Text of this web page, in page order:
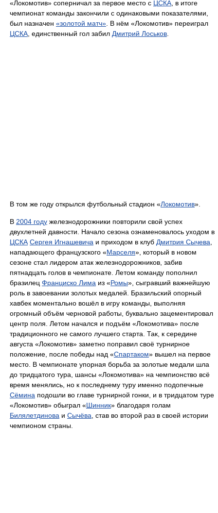
«Локомотив» соперничал за первое место с ЦСКА , в итоге
чемпионат команды закончили с одинаковыми показателями,
был назначен «золотой матч» . В нём «Локомотив» переиграл
ЦСКА , единственный гол забил Дмитрий Лоськов
В том же году открылся футбольный стадион «Локомотив».
В 2004 году железнодорожники повторили свой успех
двухлетней давности. Начало сезона ознаменовалось уходом в
ЦСКА Сергея Игнашевича и приходом в клуб Дмитрия Сычева
нападающего французского «Марселя», который в новом
сезоне стал лидером атак железнодорожников, забив
пятнадцать голов в чемпионате. Летом команду пополнил
бразилец Франциско Лима из «Ромы», сыгравший важнейшую
роль в завоевании золотых медалей. Бразильский опорный
хавбек моментально вошёл в игру команды, выполняя
огромный объём черновой работы, буквально зацементировал
центр поля. Летом начался и подъём «Локомотива» после
традиционного не самого лучшего старта. Так, к середине
августа «Локомотив» заметно поправил своё турнирное
положение, после победы над «Спартаком» вышел на первое
место. В чемпионате упорная борьба за золотые медали шла
до тридцатого тура, шансы «Локомотива» на чемпионство всё
время менялись, но к последнему туру именно подопечные
Сёмина подошли во главе турнирной гонки, и в тридцатом туре
«Локомотив» обыграл «Шинник» благодаря голам
Билялетдинова и Сычёва , став во второй раз в своей истории
чемпионом страны.